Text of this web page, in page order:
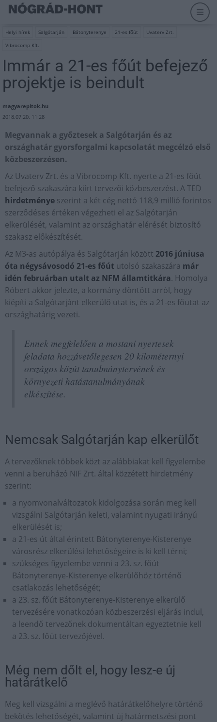
Helyi hírek Salgótarján Bátonyterenye 21-es főút
Uvaterv Zrt.
Vibrocomp Kft.
Immár a 21-es főút befejező
projektje is beindult
magyarepitok.hu
2018.07.20. 11:28
Megvannak a győztesek a Salgótarján és az
országhatár gyorsforgalmi kapcsolatát megcélzó első
közbeszerzésen.
Az Uvaterv Zrt. és a Vibrocomp Kft. nyerte a 21-es főút
befejező szakaszára kiírt tervezői közbeszerzést. A TED
hirdetménye szerint a két cég nettó 118,9 millió forintos
szerződéses értéken végezheti el az Salgótarján
elkerülését, valamint az országhatár elérését biztosító
szakasz előkészítését.
Az M3-as autópálya és Salgótarján között 2016 júniusa
óta négysávosodó 21-es főút utolsó szakaszára már
idén februárban utalt az NFM államtitkára. Homolya
Róbert akkor jelezte, a kormány döntött arról, hogy
kiépíti a Salgótarjánt elkerülő utat is, és a 21-es főutat az
országhatárig vezeti.
Ennek megfelelően a mostani nyertesek
feladata hozzávetőlegesen 20 kilométernyi
országos közút tanulmánytervének és
környezeti hatástanulmányának
elkészítése.
Nemcsak Salgótarján kap elkerülőt
A tervezőknek többek közt az alábbiakat kell figyelembe
venni a beruházó NIF Zrt. által közzétett hirdetmény
szerint:
a nyomvonalváltozatok kidolgozása során meg kell
vizsgálni Salgótarján keleti, valamint nyugati irányú
elkerülését is;
a 21-es út által érintett Bátonyterenye-Kisterenye
városrész elkerülési lehetőségeire is ki kell térni;
szükséges figyelembe venni a 23. sz. főút
Bátonyterenye-Kisterenye elkerülőhöz történő
csatlakozás lehetőségét;
a 23. sz. főút Bátonyterenye-Kisterenye elkerülő
tervezésére vonatkozóan közbeszerzési eljárás indul,
a leendő tervezőnek dokumentáltan egyeztetnie kell
a 23. sz. főút tervezőjével.
Még nem dőlt el, hogy lesz-e új
határátkelő
Meg kell vizsgálni a meglévő határátkelőhelyre történő
bekötés lehetőségét, valamint új határmetszési pont